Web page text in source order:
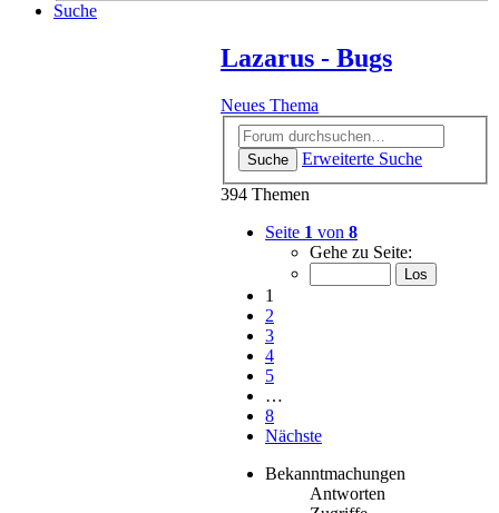
Suche
Lazarus - Bugs
Neues Thema
Suche
Erweiterte Suche
394 Themen
Seite 1 von 8
Gehe zu Seite:
1
2
3
4
5
…
8
Nächste
Bekanntmachungen
Antworten